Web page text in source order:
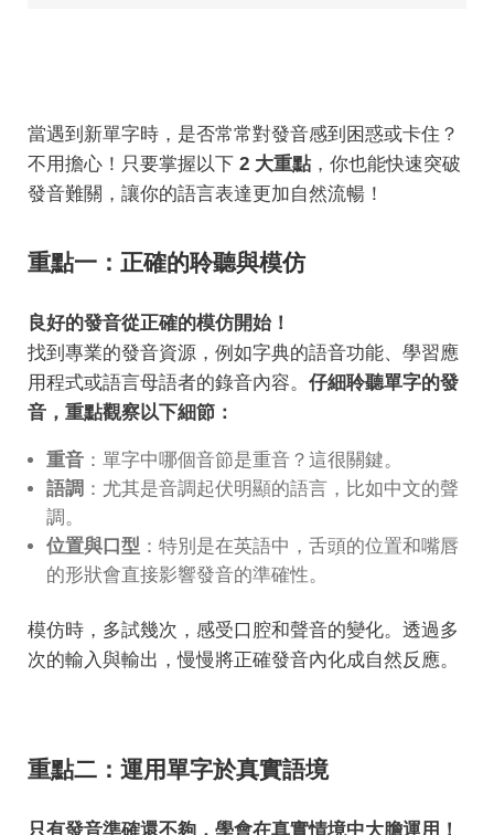
當遇到新單字時，是否常常對發音感到困惑或卡住？
不用擔心！只要掌握以下 2 大重點 ，你也能快速突破
發音難關，讓你的語言表達更加自然流暢！
重點一：正確的聆聽與模仿
良好的發音從正確的模仿開始！
找到專業的發音資源，例如字典的語音功能、學習應
用程式或語言母語者的錄音內容。 仔細聆聽單字的發
音，重點觀察以下細節：
重音 ：單字中哪個音節是重音？這很關鍵。
語調 ：尤其是音調起伏明顯的語言，比如中文的聲
調。
位置與口型 ：特別是在英語中，舌頭的位置和嘴唇
的形狀會直接影響發音的準確性。
模仿時，多試幾次，感受口腔和聲音的變化。透過多
次的輸入與輸出，慢慢將正確發音內化成自然反應。
重點二：運用單字於真實語境
只有發音準確還不夠，學會在真實情境中大膽運用！